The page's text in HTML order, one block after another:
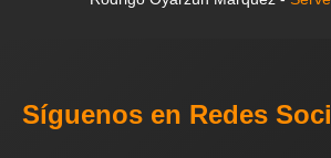
Síguenos en Redes